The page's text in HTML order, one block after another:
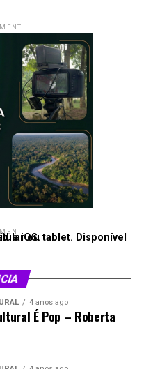
4 anos ago
É Pop – Roberta